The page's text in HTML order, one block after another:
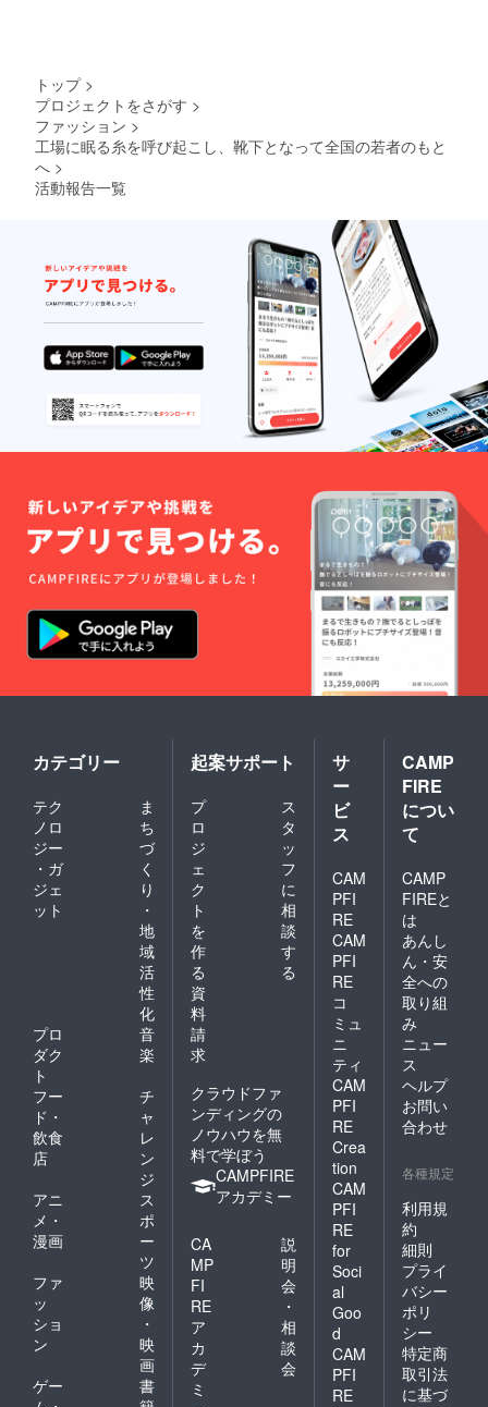
親にそのような弱音を吐い
てしまったくらいです。で
も、そんなことは決行せず
自分なりに心を入れ替え
ジェクトが、わたしの人生
をかけて本当にやりたかっ
たことなのかなんてわかん
ないです。今でもわからな
る日なんてこないんじゃな
いかなって。でも、これだ
てよかったと。どれだけ多
くのことが学べたか。並べ
出したらキリがない。それ
に、これから作っていくブ
ランドとしての活動純粋に
ワクワクしています。やっ
てみたいことに飛び込むこ
伴うものだった場合特に、
す。失敗しようが成功しよ
うが関係ない。私は伝えた
いです。やってみようって
一緒に頑張ろうって隣で歩
き続ける存在でありたいで
す。やる前から分かること
もあるけど、やってみて気
づくことの方が多いと思い
ます。でもはじめの一歩っ
て、簡単なようですごく難
しく重たい一歩です。そん
なこと失敗するからやめと
いた方がいい儲からないよ
そんなことお前に出来っこ
ないよそんなこと何でそん
なことする意味があるんだ
お前そーゆーキャラだっ
たっけ？？笑凡人なんだか
ら凡人らしく進もうぜやら
ない理由なんて、探したら
クラウ
ドファ
ご登録
頂いて
いる
メール
アドレ
ス宛に
ご連絡
させて
頂きま
す。ク
ラウド
ファン
ディン
グのリ
完了後
になる
ので、5
月以降
のご案
内とな
りま
す。 ・
個人の
お客様
に寄り
添う形
で、満
足度向
上のた
め２名
様まで
とさせ
て頂き
合もあ
確定出
来ない
ことを
ご了承
下さい
ますよ
う、よ
ろしく
お願い
申し上
げま
す。 ※
参加者
の方の
て、作
る靴下
の総数
が変更
しま
す。少
なくと
も1名様
あたり
100足の
は約束
れ以上
にご提
供出来
る可能
性もご
ざいま
す。こ
総数の
確定に
つきま
して
は、ク
ラウド
ファン
ディン
グ終了
後、ご
登録頂
いてい
るメー
ルアド
レス宛
にご連
て頂き
ネー
いたし
ます。
・靴下
は自由
にデザ
インし
て頂く
のです
が、編
み方の
都合
上、
100%イ
メージ
れて靴
下を作
る事が
出来な
い場合
があり
ます。
ご了承
下さい
ますよ
しくお
ます。
かかる
交通費
戴いた
しま
す。 ・
法令、
公序良
俗に反
する行
為はお
断りさ
せて頂
きま
す。 ・
お会い
する際
共の場
でお会
いさせ
て頂き
ます。
・備考
欄に、
お名前
（漢字/
ナフル
ネー
ム）の
お願い
いたし
ます。
トップ >
プロジェクトをさがす >
ファッション >
工場に眠る糸を呼び起こし、靴下となって全国の若者のもと
へ >
活動報告一覧
カテゴリー
テク
ノロ
ジー
・ガ
ジェ
ット
ま
ち
づ
く
り
・
地
域
活
性
化
プロ
ダク
ト
音
楽
フー
ド・
飲食
店
チ
ャ
レ
ン
ジ
アニ
メ・
漫画
ス
ポ
ー
ツ
ファ
ッ
ショ
ン
映
像
・
映
画
ゲー
書
起案サポート
プ
ロ
ジ
ェ
ク
ト
を
作
る
ス
タ
ッ
フ
に
相
談
す
る
資
料
請
求
クラウドファ
ンディングの
ノウハウを無
料で学ぼう
CAMPFIRE
アカデミー
CA
MP
FI
RE
ア
カ
デ
ミ
説
明
会
・
相
談
会
サ
ー
ビ
ス
CAM
PFI
RE
CAM
PFI
RE
コ
ミュ
ニ
ティ
CAM
PFI
RE
Crea
tion
CAM
PFI
RE
for
Soci
al
Goo
d
CAM
PFI
RE
CAMP
FIRE
につい
て
CAMP
FIREと
は
あんし
ん・安
全への
取り組
み
ニュー
ス
ヘルプ
お問い
合わせ
各種規定
利用規
約
細則
プライ
バシー
ポリ
シー
特定商
取引法
に基づ